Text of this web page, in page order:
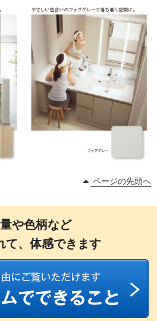
ページの先頭へ
や色柄など
て、体感できます